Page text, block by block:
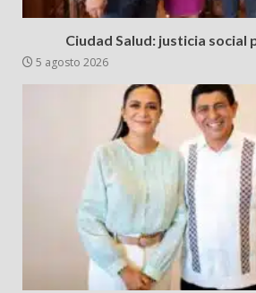
Ciudad Salud: justicia social
5 agosto 2026